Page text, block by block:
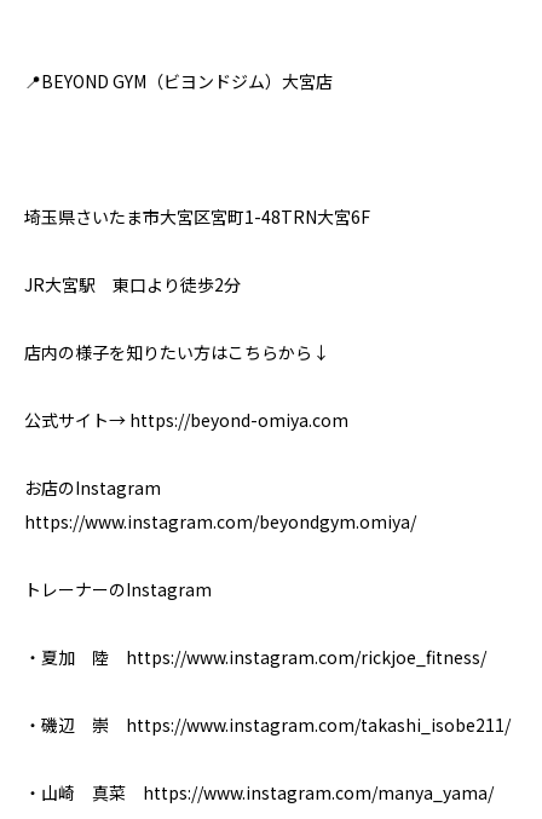
📍BEYOND GYM（ビヨンドジム）大宮店⁣
埼玉県さいたま市大宮区宮町1-48TRN大宮6F⁣
JR大宮駅 東口より徒歩2分⁣
店内の様子を知りたい方はこちらから↓
公式サイト→ https://beyond-omiya.com
お店のInstagram
https://www.instagram.com/beyondgym.omiya/
トレーナーのInstagram
・夏加 陸 https://www.instagram.com/rickjoe_fitness/
・磯辺 崇 https://www.instagram.com/takashi_isobe211/
・山崎 真菜 https://www.instagram.com/manya_yama/